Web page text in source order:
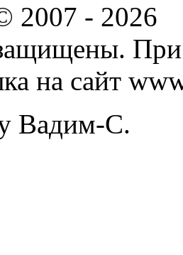
2007 - 2026
При
на сайт
Вадим-С.